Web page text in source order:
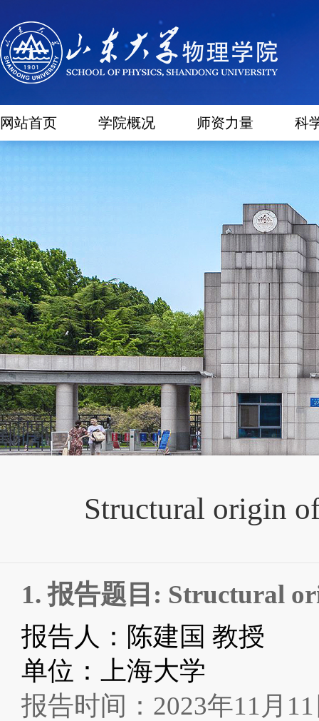
网站首页 学院概况 师资力量 科
Structural origin
1.报告题目 : Structural
报告人：陈建国 教授
单位：上海大学
报告时间： 2023年11 月 11